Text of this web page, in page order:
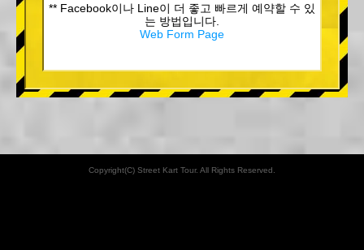
** Facebook이나 Line이 더 좋고 빠르게 예약할 수 있
는 방법입니다.
Web Form Page
Copyright(C) Street Kart Tour. All Rights Reserved.